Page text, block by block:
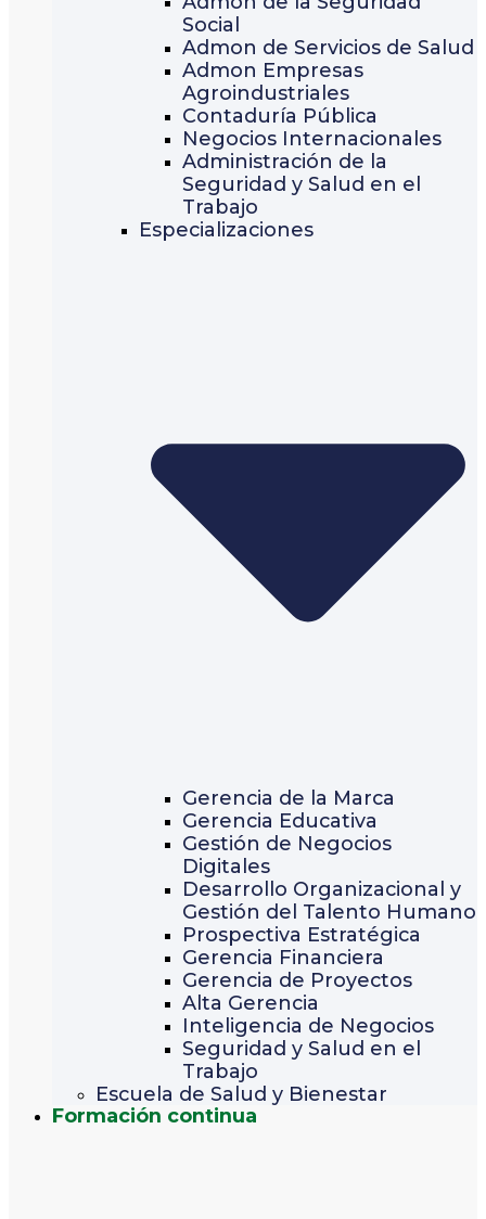
Social
Admon de Servicios de Salud
Admon Empresas
Agroindustriales
Contaduría Pública
Negocios Internacionales
Administración de la
Seguridad y Salud en el
Trabajo
Especializaciones
Gerencia de la Marca
Gerencia Educativa
Gestión de Negocios
Digitales
Desarrollo Organizacional y
Gestión del Talento Humano
Prospectiva Estratégica
Gerencia Financiera
Gerencia de Proyectos
Alta Gerencia
Inteligencia de Negocios
Seguridad y Salud en el
Trabajo
Escuela de Salud y Bienestar
Formación continua